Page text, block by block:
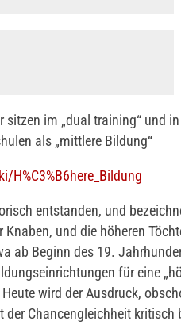
sitzen im „dual training“ und in
als „mittlere Bildung“
entstanden, und
Knaben, und die höheren
ab Beginn des 19.
für eine
wird der Ausdruck,
der Chancengleichheit kritisch